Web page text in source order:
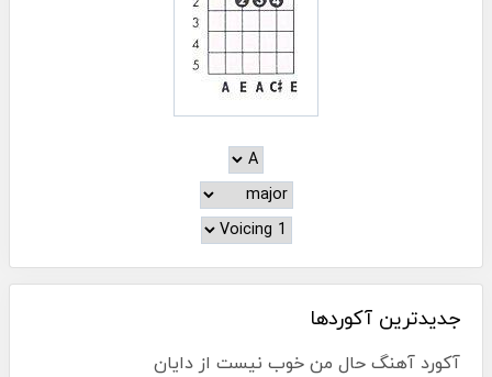
جدیدترین آکوردها
آکورد آهنگ حال من خوب نیست از دایان